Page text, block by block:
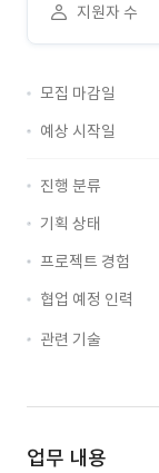
지원자 수
모집 마감일
예상 시작일
진행 분류
기획 상태
프로젝트 경험
협업 예정 인력
관련 기술
업무 내용